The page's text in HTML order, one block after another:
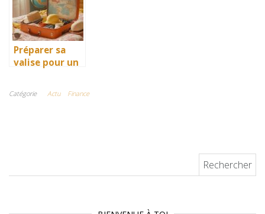
Préparer sa
valise pour un
de-France : les
Catégorie Actu Finance